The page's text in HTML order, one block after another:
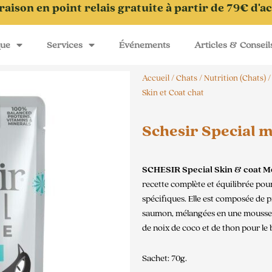
en point relais gratuite à partir de 79€
Services Événements Articles &
Accueil/Chats/Nutrition (Chats)/
Skin et Coat chat
Schesir Special
SCHESIR Special Skin & coat
recette complète et équilibrée
spécifiques. Elle est composée de
saumon, mélangées en une
de noix de coco et de thon pour le
Sachet: 70g.